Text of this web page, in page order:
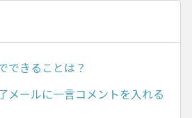
できることは？
メールに一言コメントを入れる